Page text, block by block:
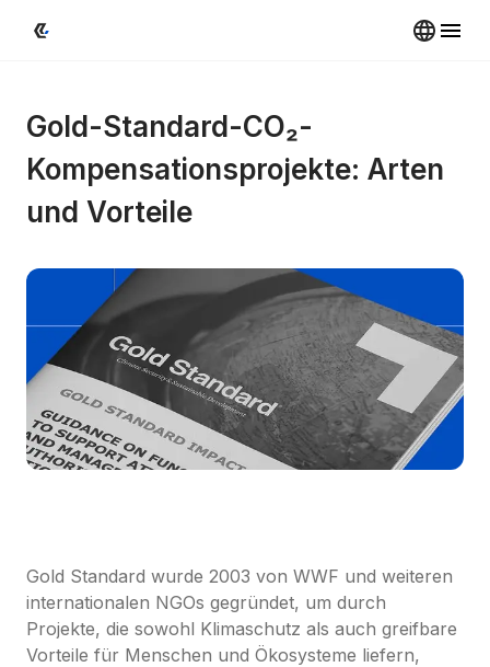
Gold-Standard-CO₂-
Kompensationsprojekte: Arten
und Vorteile
Gold Standard wurde 2003 von WWF und weiteren
internationalen NGOs gegründet, um durch
Projekte, die sowohl Klimaschutz als auch greifbare
Vorteile für Menschen und Ökosysteme liefern,